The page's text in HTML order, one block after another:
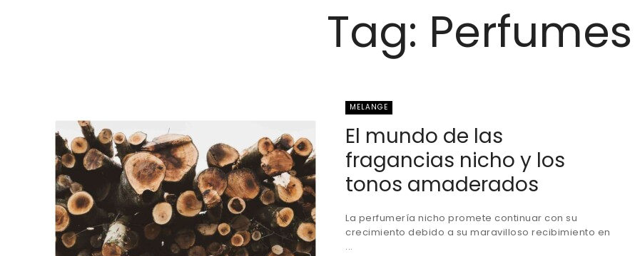
Tag: Perfumes
MELANGE
El mundo de las
fragancias nicho y los
tonos amaderados
La perfumería nicho promete continuar con su
crecimiento debido a su maravilloso recibimiento en
...